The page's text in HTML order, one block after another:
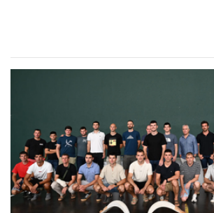
Babes zabala jaso du Ansak